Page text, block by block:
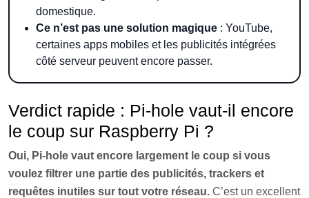
domestique.
Ce n’est pas une solution magique : YouTube,
certaines apps mobiles et les publicités intégrées
côté serveur peuvent encore passer.
Verdict rapide : Pi-hole vaut-il encore
le coup sur Raspberry Pi ?
Oui, Pi-hole vaut encore largement le coup si vous
voulez filtrer une partie des publicités, trackers et
requêtes inutiles sur tout votre réseau. C’est un excellent